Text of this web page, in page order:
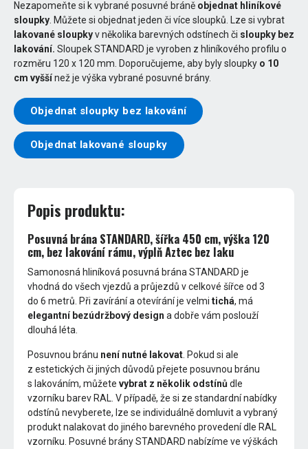
Nezapomeňte si k vybrané posuvné bráně objednat hliníkové
sloupky . Můžete si objednat jeden či více sloupků. Lze si vybrat
lakované sloupkyv několika barevných odstínech či sloupky bez
lakování. Sloupek STANDARD je vyroben z hliníkového profilu o
rozměru 120 x 120 mm. Doporučujeme, aby byly sloupky o 10
cm vyššínež je výška vybrané posuvné brány.
Objednat sloupky bez lakování
Objednat lakované sloupky
Popis produktu:
Posuvná brána STANDARD, šířka 450 cm, výška 120
cm, bez lakování rámu, výplň Aztec bez laku
Samonosná hliníková posuvná brána STANDARD je
vhodná do všech vjezdů a průjezdů v celkové šířce od 3
do 6 metrů. Při zavírání a otevírání je velmitichá, má
elegantní bezúdržbový design a dobře vám poslouží
dlouhá léta.
Posuvnou bránu není nutné lakovat . Pokud si ale
z estetických či jiných důvodů přejete posuvnou bránu
s lakováním, můžetevybrat z několik odstínůdle
vzorníku barev RAL. V případě, že si ze standardní nabídky
odstínů nevyberete, lze se individuálně domluvit a vybraný
produkt nalakovat do jiného barevného provedení dle RAL
vzorníku. Posuvné brány STANDARD nabízíme ve výškách